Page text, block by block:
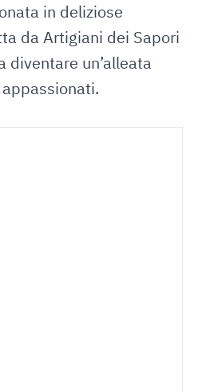
in deliziose
da Artigiani dei Sapori
diventare un’alleata